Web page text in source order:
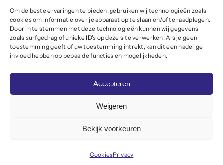
Om de beste ervaringen te bieden, gebruiken wij technologieën zoals
cookies om informatie over je apparaat op te slaan en/of te raadplegen.
Door in te stemmen met deze technologieën kunnen wij gegevens
zoals surfgedrag of unieke ID's op deze site verwerken. Als je geen
toestemming geeft of uw toestemming intrekt, kan dit een nadelige
invloed hebben op bepaalde functies en mogelijkheden.
Accepteren
Weigeren
Bekijk voorkeuren
CookiesPrivacy
Lid worden
Actueel
Contact
Volg ons
OWIN |Cookies|Privacy